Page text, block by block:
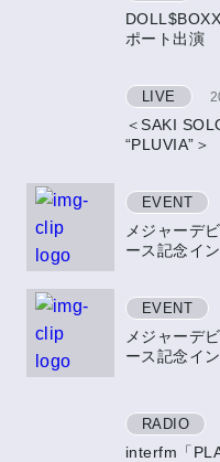
ポート出演
LIVE
＜SAKI
“PLUVIA”＞
EVENT
メジャーデ
ース記念イ
EVENT
メジャーデ
ース記念イ
RADIO
interfm「